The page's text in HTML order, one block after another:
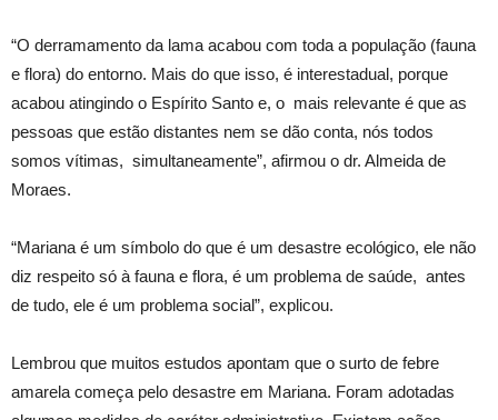
“O derramamento da lama acabou com toda a população (fauna
e flora) do entorno. Mais do que isso, é interestadual, porque
acabou atingindo o Espírito Santo e, o mais relevante é que as
pessoas que estão distantes nem se dão conta, nós todos
somos vítimas, simultaneamente”, afirmou o dr. Almeida de
Moraes.
“Mariana é um símbolo do que é um desastre ecológico, ele não
diz respeito só à fauna e flora, é um problema de saúde, antes
de tudo, ele é um problema social”, explicou.
Lembrou que muitos estudos apontam que o surto de febre
amarela começa pelo desastre em Mariana. Foram adotadas